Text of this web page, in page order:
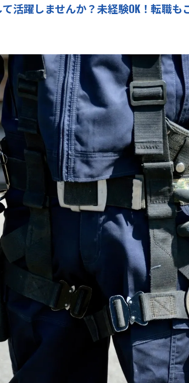
活躍しませんか？未経験OK！転職も